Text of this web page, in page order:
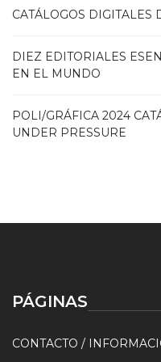
CATÁLOGOS DIGITALES
DIEZ EDITORIALES
EN EL MUNDO
POLI/GRÁFICA 2024
UNDER PRESSURE
PÁGINAS
CONTACTO /